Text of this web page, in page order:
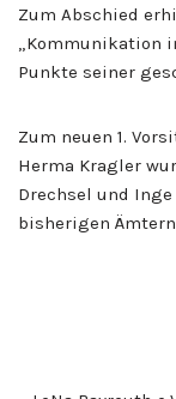
Zum Abschied
„Kommunikation
Punkte seiner
Zum neuen 1.
Herma Kragler
Drechsel und
bisherigen